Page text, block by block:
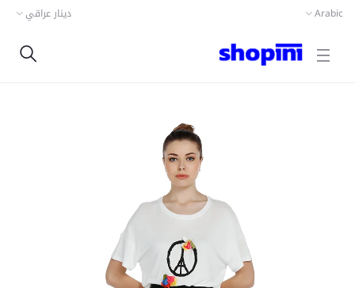
Arabic دينار عراقي